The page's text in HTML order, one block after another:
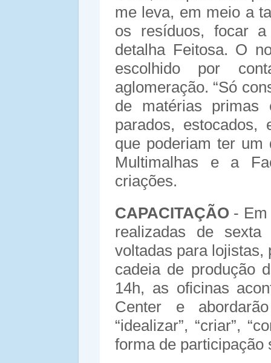
me leva, em meio a
os resíduos, focar
detalha Feitosa. O
escolhido por
aglomeração. “Só
de matérias
parados, estocados,
que poderiam ter um
Multimalhas e a
criações.
CAPACITAÇÃO - Em
realizadas de
voltadas para lojistas,
cadeia de produção
14h, as oficinas
Center e
“idealizar”, “criar”,
forma de participação